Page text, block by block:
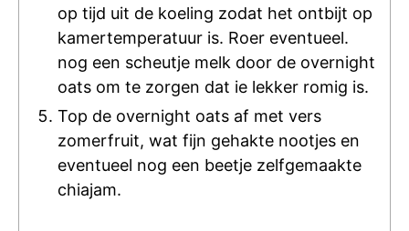
op tijd uit de koeling zodat het ontbijt op
kamertemperatuur is. Roer eventueel.
nog een scheutje melk door de overnight
oats om te zorgen dat ie lekker romig is.
Top de overnight oats af met vers
zomerfruit, wat fijn gehakte nootjes en
eventueel nog een beetje zelfgemaakte
chiajam.